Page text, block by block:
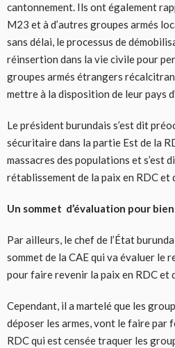
cantonnement. Ils ont également
M23 et à d’autres groupes armés
sans délai, le processus de
réinsertion dans la vie civile pour
groupes armés étrangers
mettre à la disposition de leur pays
Le président burundais s’est dit
sécuritaire dans la partie Est de la
massacres des populations et s’est
rétablissement de la paix en RDC et
Un sommet d’évaluation pour
Par ailleurs, le chef de l’État
sommet de la CAE qui va évaluer le
pour faire revenir la paix en RDC et
Cependant, il a martelé que les
déposer les armes, vont le faire par
RDC qui est censée traquer les